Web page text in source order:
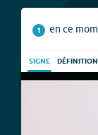
1 en ce
SIGNE